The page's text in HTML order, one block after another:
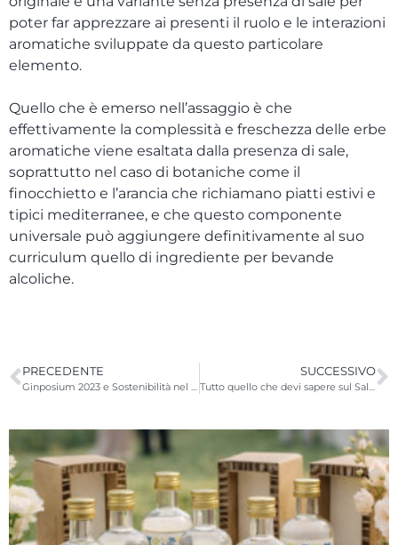
poter far apprezzare ai presenti il ruolo e le interazioni
aromatiche sviluppate da questo particolare
elemento.
Quello che è emerso nell’assaggio è che
effettivamente la complessità e freschezza delle erbe
aromatiche viene esaltata dalla presenza di sale,
soprattutto nel caso di botaniche come il
finocchietto e l’arancia che richiamano piatti estivi e
tipici mediterranee, e che questo componente
universale può aggiungere definitivamente al suo
curriculum quello di ingrediente per bevande
alcoliche.
PRECEDENTE
Ginposium 2023 e Sostenibilità nel mondo del gin
SUCCESSIVO
Tutto quello che devi sapere sul Sale come ingrediente del Gin!